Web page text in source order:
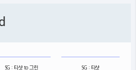
SG : 티샷 to 그린 SG : 티샷